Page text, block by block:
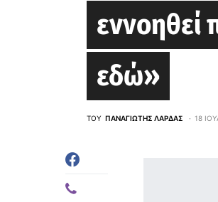
εννοηθεί
εδώ»
ΤΟΥ ΠΑΝΑΓΙΏΤΗΣ ΛΆΡΔΑΣ 18